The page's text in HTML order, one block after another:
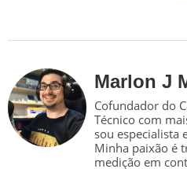
Marlon J
Cofundador do
Técnico com
sou especialista
Minha paixão é
medição em